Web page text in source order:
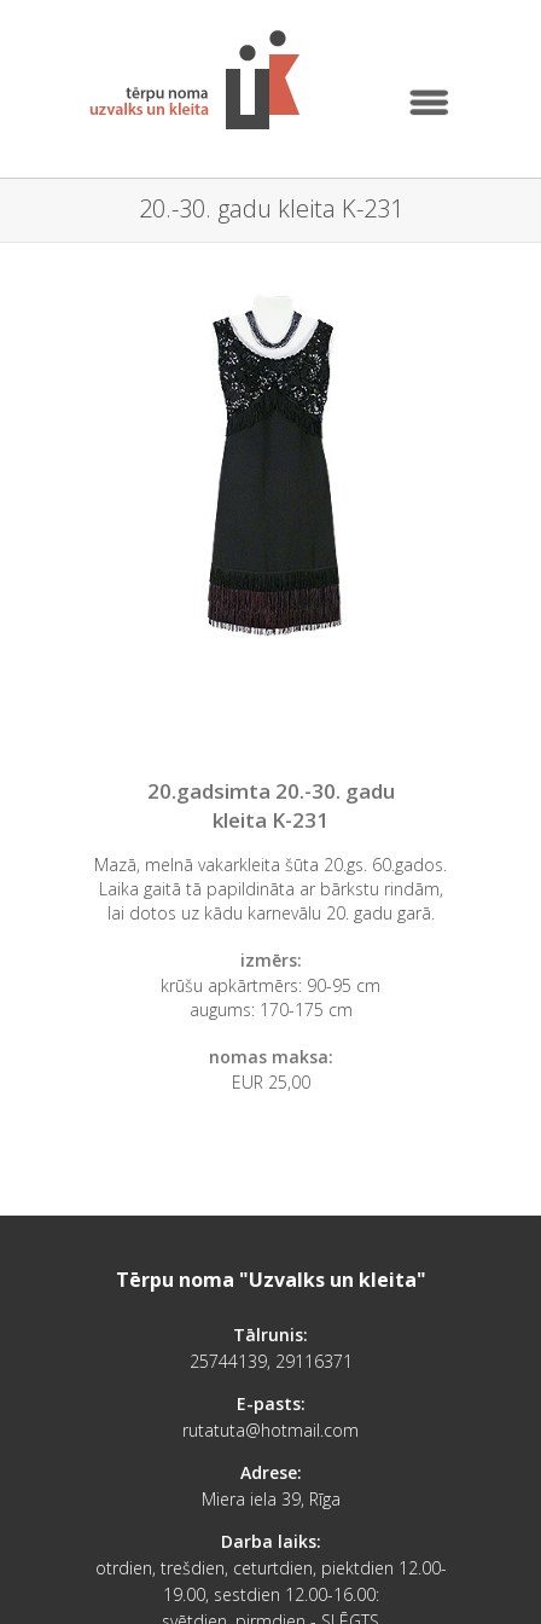
20.-30. gadu kleita K-231
20.gadsimta 20.-30. gadu
kleita K-231
Mazā, melnā vakarkleita šūta 20.gs. 60.gados.
Laika gaitā tā papildināta ar bārkstu rindām,
lai dotos uz kādu karnevālu 20. gadu garā.
izmērs:
krūšu apkārtmērs: 90-95 cm
augums: 170-175 cm
nomas maksa:
EUR 25,00
Tērpu noma "Uzvalks un kleita"
Tālrunis:
25744139, 29116371
E-pasts:
rutatuta@hotmail.com
Adrese:
Miera iela 39, Rīga
Darba laiks:
otrdien, trešdien, ceturtdien, piektdien 12.00-
19.00, sestdien 12.00-16.00: